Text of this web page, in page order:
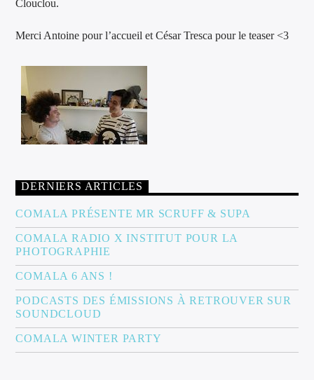
Clouclou.
Merci Antoine pour l’accueil et César Tresca pour le teaser <3
DERNIERS ARTICLES
COMALA PRÉSENTE MR SCRUFF & SUPA
COMALA RADIO X INSTITUT POUR LA
PHOTOGRAPHIE
COMALA 6 ANS !
PODCASTS DES ÉMISSIONS À RETROUVER SUR
SOUNDCLOUD
COMALA WINTER PARTY